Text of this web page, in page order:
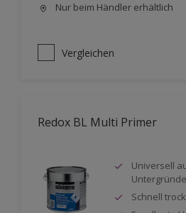
Nur beim Händler erhältlich
Vergleichen
Redox BL Multi Primer
Universell
Schnell